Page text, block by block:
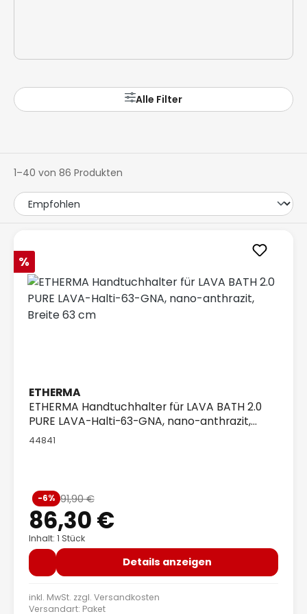
Alle Filter
1–40 von 86 Produkten
Rabatt
%
ETHERMA
ETHERMA Handtuchhalter für LAVA BATH 2.0
PURE LAVA-Halti-63-GNA, nano-anthrazit,
Breite 63 cm
44841
Verkaufspreis:
86,30 €
Regulärer Preis:
91,90 €
-6%
Inhalt: 1 Stück
Details anzeigen
inkl. MwSt. zzgl. Versandkosten
Versandart: Paket